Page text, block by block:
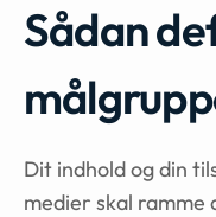
Sådan
Dit indhold og din
medier skal ramme